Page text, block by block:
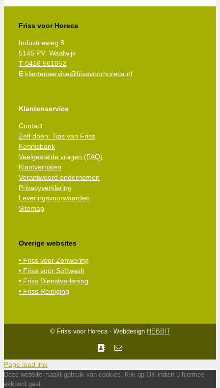
Friss voor Horeca
Industrieweg 8
5145 PV Waalwijk
T 0416 561052
E klantenservice@frissvoorhoreca.nl
Klantenservice
Contact
Zelf doen: Tips van Friss
Kennisbank
Veelgestelde vragen (FAQ)
Klantverhalen
Verantwoord ondernemen
Privacyverklaring
Leveringsvoorwaarden
Sitemap
Overige websites
• Friss voor Zonwering
• Friss voor Softwash
• Friss Dienstverlening
• Friss Reiniging
© Friss voor Horeca - Webdesign HEBBIT
Facebook
E-
Page load link
Deze website maakt gebruik van cookies. Klik op OK indien u hiermee
akkoord gaat.